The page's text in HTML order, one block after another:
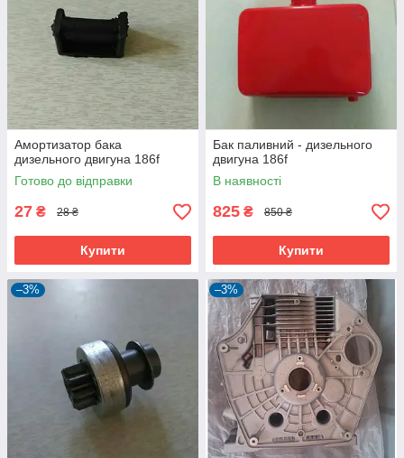
Амортизатор бака
дизельного двигуна 186f
Готово до відправки
27 ₴ 28 ₴
Купити
Бак паливний - дизельного
двигуна 186f
В наявності
825 ₴ 850 ₴
Купити
–3% –3%